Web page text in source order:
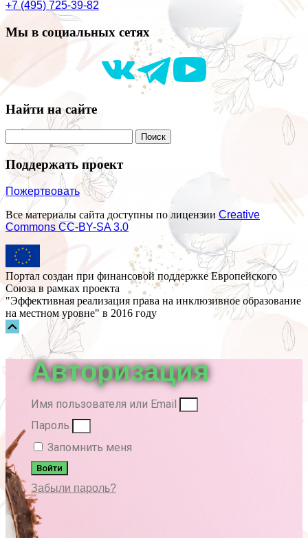
+7 (495) 725-39-82
Мы в социальных сетях
Найти на сайте
Поддержать проект
Пожертвовать
Все материалы сайта доступны по лицензии Creative
Commons СС-BY-SA 3.0
Портал создан при финансовой поддержке Европейского
Союза в рамках проекта
"Эффективная реализация права на инклюзивное образование
на местном уровне" в 2016 году
Прокрутка
вверх
Авторизация
Имя пользователя или Email
Пароль
Запомнить меня
Войти
Забыли пароль?